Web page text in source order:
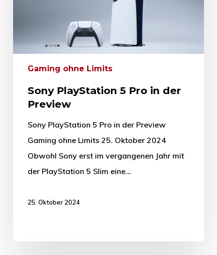
Gaming ohne Limits
Sony PlayStation 5 Pro in der
Preview
Sony PlayStation 5 Pro in der Preview
Gaming ohne Limits 25. Oktober 2024
Obwohl Sony erst im vergangenen Jahr mit
der PlayStation 5 Slim eine…
25. Oktober 2024